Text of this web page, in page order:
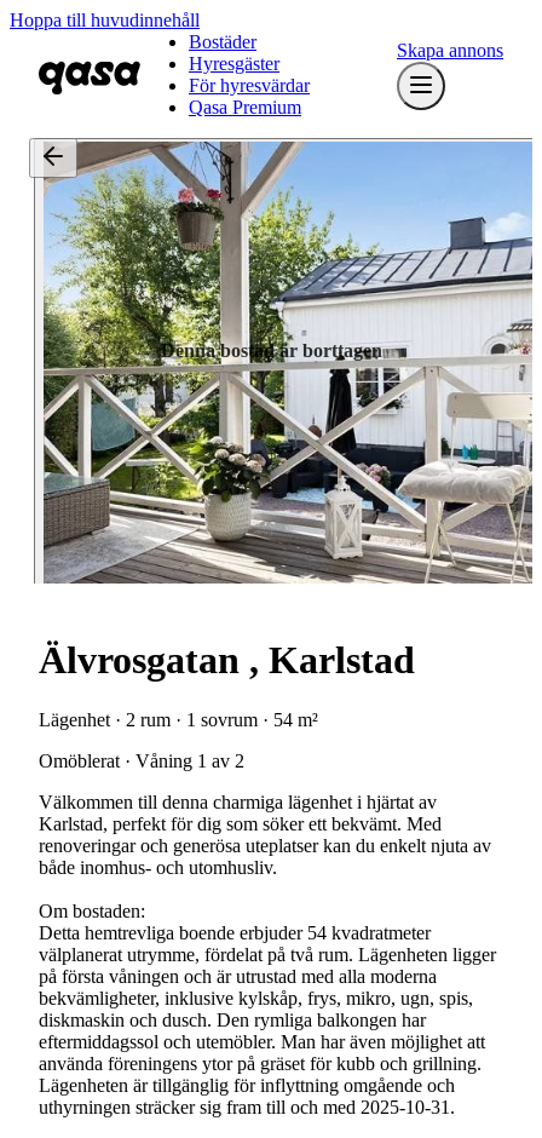
Hoppa till huvudinnehåll
Bostäder
Hyresgäster
För hyresvärdar
Qasa Premium
Skapa annons
Denna bostad är borttagen
Älvrosgatan , Karlstad
Lägenhet · 2 rum · 1 sovrum · 54 m²
Omöblerat · Våning 1 av 2
Välkommen till denna charmiga lägenhet i hjärtat av
Karlstad, perfekt för dig som söker ett bekvämt. Med
renoveringar och generösa uteplatser kan du enkelt njuta av
både inomhus- och utomhusliv.
Om bostaden:
Detta hemtrevliga boende erbjuder 54 kvadratmeter
välplanerat utrymme, fördelat på två rum. Lägenheten ligger
på första våningen och är utrustad med alla moderna
bekvämligheter, inklusive kylskåp, frys, mikro, ugn, spis,
diskmaskin och dusch. Den rymliga balkongen har
eftermiddagssol och utemöbler. Man har även möjlighet att
använda föreningens ytor på gräset för kubb och grillning.
Lägenheten är tillgänglig för inflyttning omgående och
uthyrningen sträcker sig fram till och med 2025-10-31.